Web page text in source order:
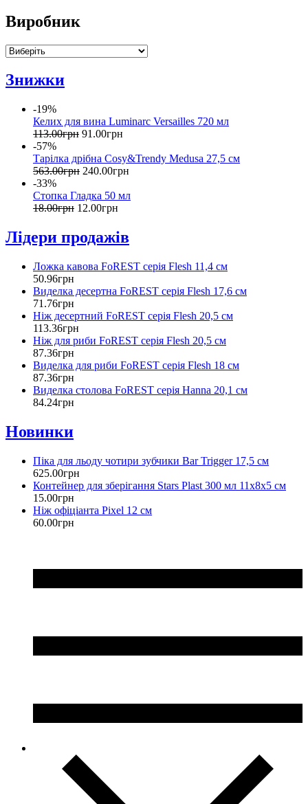
Виробник
Знижки
-19%
Келих для вина Luminarc Versailles 720 мл
113.00грн 91 .00грн
-57%
Тарілка дрібна Cosy&Trendy Medusa 27,5 см
563.00грн 240.00грн
-33%
Стопка Гладка 50 мл
18.00грн 12.00грн
Лідери продажів
Ложка кавова FoREST серія Flesh 11,4 см
50.96грн
Виделка десертна FoREST серія Flesh 17,6 см
71 .76грн
Ніж десертний FoREST серія Flesh 20,5 см
113.36грн
Ніж для риби FoREST серія Flesh 20,5 см
87.36грн
Виделка для риби FoREST серія Flesh 18 см
87.36грн
Виделка столова FoREST серія Hanna 20,1 см
84.24грн
Новинки
Піка для льоду чотири зубчики Bar Trigger 17,5 см
625.00грн
Контейнер для зберігання Stars Plast 300 мл 11х8х5 см
15.00грн
Ніж офіціанта Pixel 12 см
60.00грн